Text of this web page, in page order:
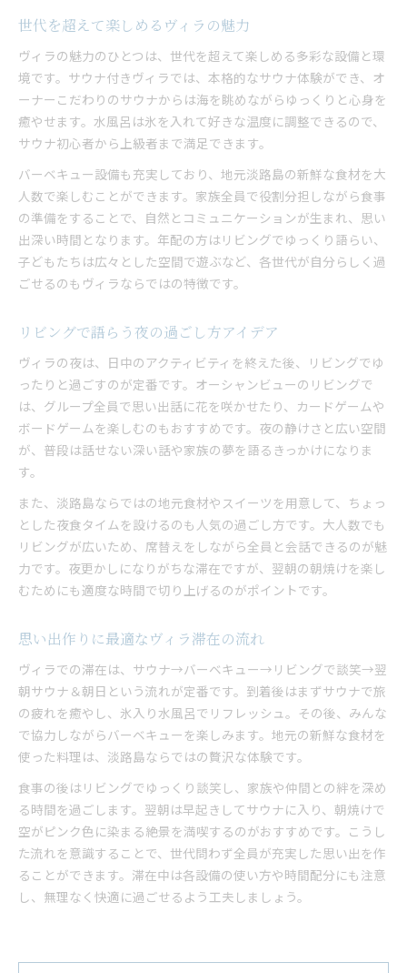
世代を超えて楽しめるヴィラの魅力
ヴィラの魅力のひとつは、世代を超えて楽しめる多彩な設備と環
境です。サウナ付きヴィラでは、本格的なサウナ体験ができ、オ
ーナーこだわりのサウナからは海を眺めながらゆっくりと心身を
癒やせます。水風呂は氷を入れて好きな温度に調整できるので、
サウナ初心者から上級者まで満足できます。
バーベキュー設備も充実しており、地元淡路島の新鮮な食材を大
人数で楽しむことができます。家族全員で役割分担しながら食事
の準備をすることで、自然とコミュニケーションが生まれ、思い
出深い時間となります。年配の方はリビングでゆっくり語らい、
子どもたちは広々とした空間で遊ぶなど、各世代が自分らしく過
ごせるのもヴィラならではの特徴です。
リビングで語らう夜の過ごし方アイデア
ヴィラの夜は、日中のアクティビティを終えた後、リビングでゆ
ったりと過ごすのが定番です。オーシャンビューのリビングで
は、グループ全員で思い出話に花を咲かせたり、カードゲームや
ボードゲームを楽しむのもおすすめです。夜の静けさと広い空間
が、普段は話せない深い話や家族の夢を語るきっかけになりま
す。
また、淡路島ならではの地元食材やスイーツを用意して、ちょっ
とした夜食タイムを設けるのも人気の過ごし方です。大人数でも
リビングが広いため、席替えをしながら全員と会話できるのが魅
力です。夜更かしになりがちな滞在ですが、翌朝の朝焼けを楽し
むためにも適度な時間で切り上げるのがポイントです。
思い出作りに最適なヴィラ滞在の流れ
ヴィラでの滞在は、サウナ→バーベキュー→リビングで談笑→翌
朝サウナ＆朝日という流れが定番です。到着後はまずサウナで旅
の疲れを癒やし、氷入り水風呂でリフレッシュ。その後、みんな
で協力しながらバーベキューを楽しみます。地元の新鮮な食材を
使った料理は、淡路島ならではの贅沢な体験です。
食事の後はリビングでゆっくり談笑し、家族や仲間との絆を深め
る時間を過ごします。翌朝は早起きしてサウナに入り、朝焼けで
空がピンク色に染まる絶景を満喫するのがおすすめです。こうし
た流れを意識することで、世代問わず全員が充実した思い出を作
ることができます。滞在中は各設備の使い方や時間配分にも注意
し、無理なく快適に過ごせるよう工夫しましょう。